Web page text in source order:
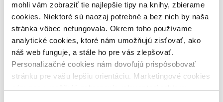
mohli vám zobraziť tie najlepšie tipy na knihy, zbierame
cookies. Niektoré sú naozaj potrebné a bez nich by naša
stránka vôbec nefungovala. Okrem toho používame
analytické cookies, ktoré nám umožňujú zisťovať, ako
náš web funguje, a stále ho pre vás zlepšovať.
Personalizačné cookies nám dovoľujú prispôsobovať
stránku pre vašu lepšiu orientáciu. Marketingové cookies